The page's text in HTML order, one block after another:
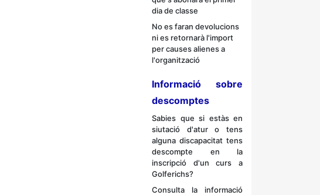
dia de classe
No es faran devolucions
ni es retornarà l'import
per causes alienes a
l'organització
Informació sobre
descomptes
Sabies que si estàs en
siutació d'atur o tens
alguna discapacitat tens
descompte en la
inscripció d'un curs a
Golferichs?
Consulta la informació